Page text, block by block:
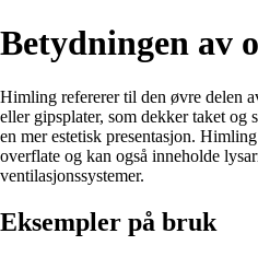
Betydningen av
Himling refererer til den øvre delen
eller gipsplater, som dekker taket og
en mer estetisk presentasjon.
overflate og kan også inneholde
ventilasjonssystemer.
Eksempler på bruk